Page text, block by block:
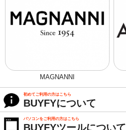
MAGNANNI
初めてご利用の方はこちら
BUYFYについて
パソコンをご利用の方はこちら
BUYFYツールについて